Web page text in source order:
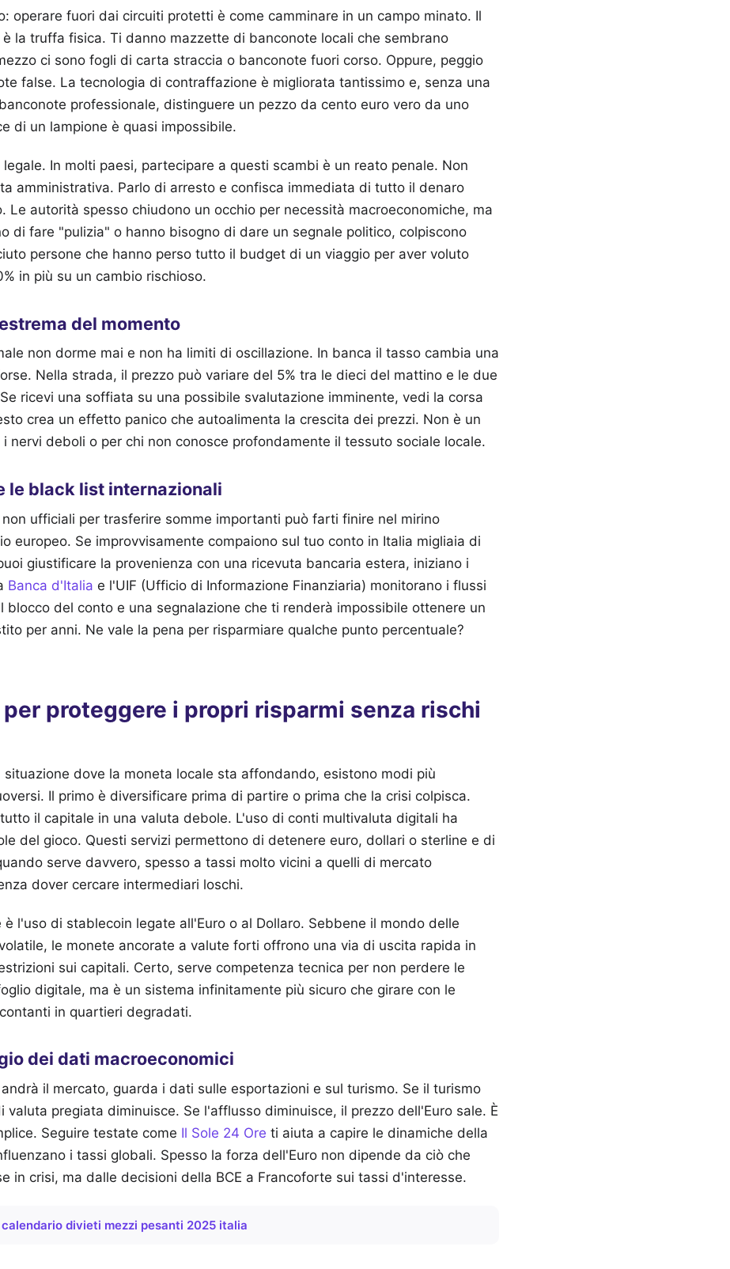
operare fuori dai circuiti protetti è come camminare in un campo minato. Il
è la truffa fisica. Ti danno mazzette di banconote locali che sembrano
ci sono fogli di carta straccia o banconote fuori corso. Oppure, peggio
false. La tecnologia di contraffazione è migliorata tantissimo e, senza una
professionale, distinguere un pezzo da cento euro vero da uno
di un lampione è quasi impossibile.
In molti paesi, partecipare a questi scambi è un reato penale. Non
amministrativa. Parlo di arresto e confisca immediata di tutto il denaro
Le autorità spesso chiudono un occhio per necessità macroeconomiche, ma
di fare "pulizia" o hanno bisogno di dare un segnale politico, colpiscono
persone che hanno perso tutto il budget di un viaggio per aver voluto
in più su un cambio rischioso.
del momento
non dorme mai e non ha limiti di oscillazione. In banca il tasso cambia una
Nella strada, il prezzo può variare del 5% tra le dieci del mattino e le due
ricevi una soffiata su una possibile svalutazione imminente, vedi la corsa
crea un effetto panico che autoalimenta la crescita dei prezzi. Non è un
nervi deboli o per chi non conosce profondamente il tessuto sociale locale.
le black list internazionali
ufficiali per trasferire somme importanti può farti finire nel mirino
europeo. Se improvvisamente compaiono sul tuo conto in Italia migliaia di
giustificare la provenienza con una ricevuta bancaria estera, iniziano i
Banca d'Italia e l'UIF (Ufficio di Informazione Finanziaria) monitorano i flussi
blocco del conto e una segnalazione che ti renderà impossibile ottenere un
per anni. Ne vale la pena per risparmiare qualche punto percentuale?
proteggere i propri risparmi senza rischi
situazione dove la moneta locale sta affondando, esistono modi più
Il primo è diversificare prima di partire o prima che la crisi colpisca.
il capitale in una valuta debole. L'uso di conti multivaluta digitali ha
del gioco. Questi servizi permettono di detenere euro, dollari o sterline e di
serve davvero, spesso a tassi molto vicini a quelli di mercato
dover cercare intermediari loschi.
è l'uso di stablecoin legate all'Euro o al Dollaro. Sebbene il mondo delle
le monete ancorate a valute forti offrono una via di uscita rapida in
sui capitali. Certo, serve competenza tecnica per non perdere le
digitale, ma è un sistema infinitamente più sicuro che girare con le
in quartieri degradati.
dei dati macroeconomici
il mercato, guarda i dati sulle esportazioni e sul turismo. Se il turismo
valuta pregiata diminuisce. Se l'afflusso diminuisce, il prezzo dell'Euro sale. È
Seguire testate come Il Sole 24 Ore ti aiuta a capire le dinamiche della
i tassi globali. Spesso la forza dell'Euro non dipende da ciò che
in crisi, ma dalle decisioni della BCE a Francoforte sui tassi d'interesse.
calendario divieti mezzi pesanti 2025 italia